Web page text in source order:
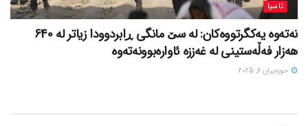
ئاسیا
نەتەوە یەکگرتووەکان: لە سێ مانگی ڕابردوودا زیاتر لە 640
هەزار فەڵەستینی لە غەززە ئاوارەبوونەتەوە
حوزه‌یران 6, 2025